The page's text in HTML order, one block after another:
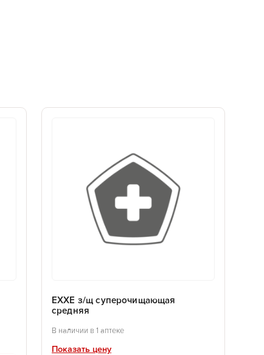
EXXE з/щ суперочищающая
средняя
В наличии в 1 аптеке
Показать цену